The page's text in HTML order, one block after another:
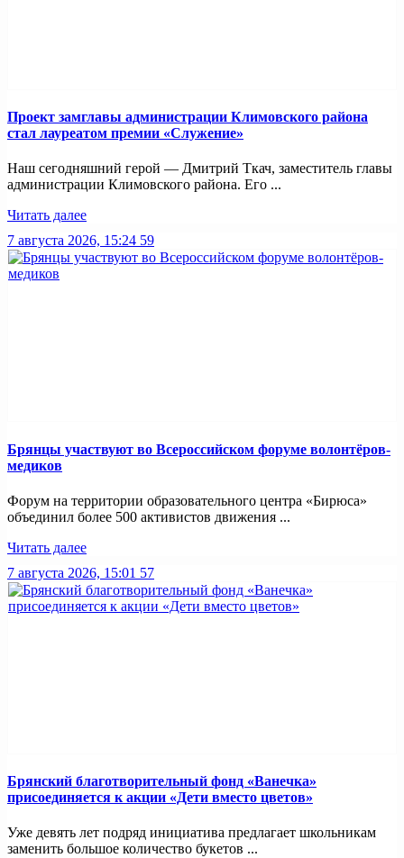
Проект замглавы администрации Климовского района
стал лауреатом премии «Служение»
Наш сегодняшний герой — Дмитрий Ткач, заместитель главы
администрации Климовского района. Его ...
Читать далее
7 августа 2026, 15:24 59
Брянцы участвуют во Всероссийском форуме волонтёров-
медиков
Форум на территории образовательного центра «Бирюса»
объединил более 500 активистов движения ...
Читать далее
7 августа 2026, 15:01 57
Брянский благотворительный фонд «Ванечка»
присоединяется к акции «Дети вместо цветов»
Уже девять лет подряд инициатива предлагает школьникам
заменить большое количество букетов ...